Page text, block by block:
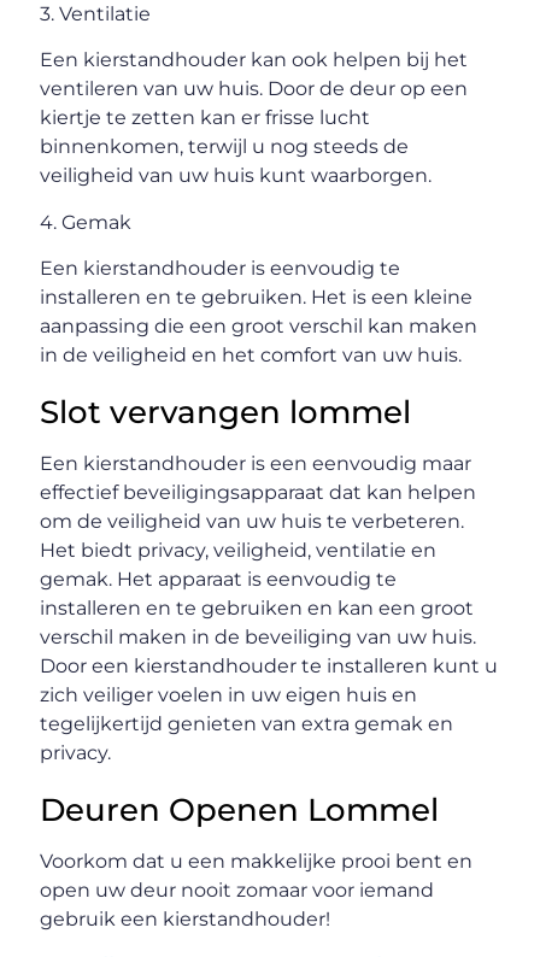
3. Ventilatie
Een kierstandhouder kan ook helpen bij het
ventileren van uw huis. Door de deur op een
kiertje te zetten kan er frisse lucht
binnenkomen, terwijl u nog steeds de
veiligheid van uw huis kunt waarborgen.
4. Gemak
Een kierstandhouder is eenvoudig te
installeren en te gebruiken. Het is een kleine
aanpassing die een groot verschil kan maken
in de veiligheid en het comfort van uw huis.
Slot vervangen lommel
Een kierstandhouder is een eenvoudig maar
effectief beveiligingsapparaat dat kan helpen
om de veiligheid van uw huis te verbeteren.
Het biedt privacy, veiligheid, ventilatie en
gemak. Het apparaat is eenvoudig te
installeren en te gebruiken en kan een groot
verschil maken in de beveiliging van uw huis.
Door een kierstandhouder te installeren kunt u
zich veiliger voelen in uw eigen huis en
tegelijkertijd genieten van extra gemak en
privacy.
Deuren Openen Lommel
Voorkom dat u een makkelijke prooi bent en
open uw deur nooit zomaar voor iemand
gebruik een kierstandhouder!